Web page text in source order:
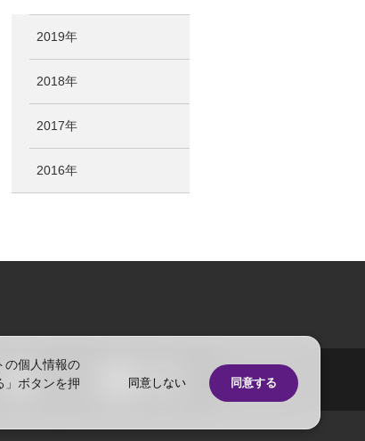
2019年
2018年
2017年
2016年
の個人情報の
」ボタンを押
同意しない 同意する